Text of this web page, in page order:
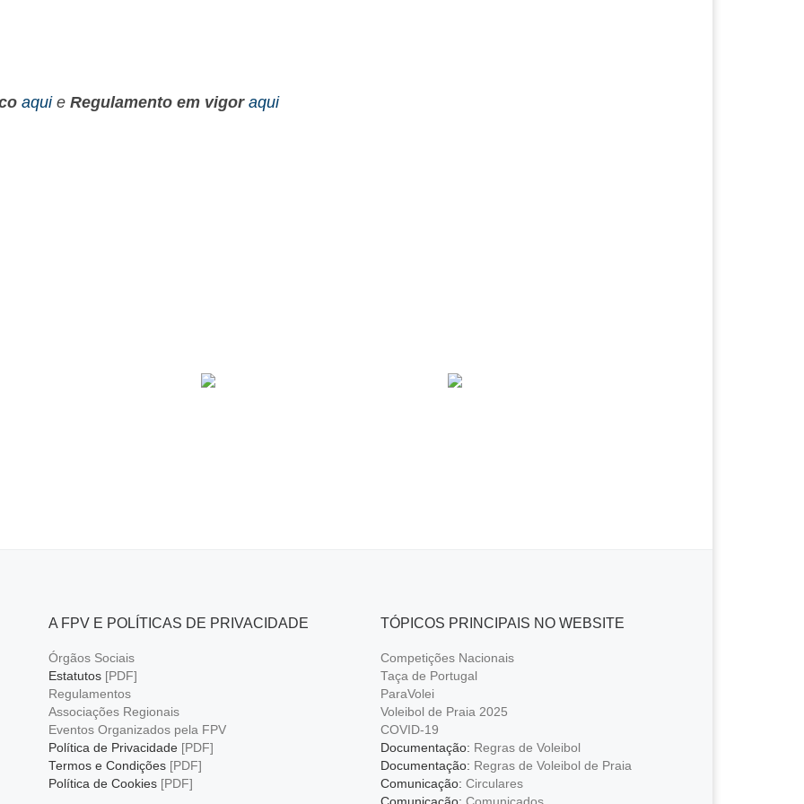
aqui e Regulamento em vigor aqui
A FPV E POLÍTICAS DE PRIVACIDADE
Órgãos Sociais
Estatutos [PDF]
Regulamentos
Associações Regionais
Eventos Organizados pela FPV
Política de Privacidade [PDF]
Termos e Condições [PDF]
Política de Cookies [PDF]
TÓPICOS PRINCIPAIS NO WEBSITE
Competições Nacionais
Taça de Portugal
ParaVolei
Voleibol de Praia 2025
COVID-19
Documentação: Regras de Voleibol
Documentação: Regras de Voleibol de Praia
Comunicação: Circulares